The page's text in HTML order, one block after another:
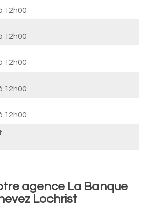
12h00
12h00
12h00
12h00
12h00
agence La Banque
Lochrist